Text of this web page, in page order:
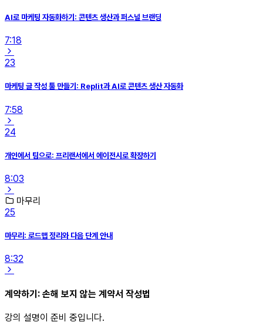
AI로 마케팅 자동화하기: 콘텐츠 생산과 퍼스널 브랜딩
7:18
23
마케팅 글 작성 툴 만들기: Replit과 AI로 콘텐츠 생산 자동화
7:58
24
개인에서 팀으로: 프리랜서에서 에이전시로 확장하기
8:03
마무리
25
마무리: 로드맵 정리와 다음 단계 안내
8:32
계약하기: 손해 보지 않는 계약서 작성법
강의 설명이 준비 중입니다.